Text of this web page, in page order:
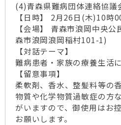
(4)青森県難病団体連絡協議
【日時】 2月26日(木)10時
【会場】 青森市浪岡中央
森市浪岡浪岡稲村101-1)
【対話テーマ】
難病患者・家族の療養生活
【留意事項】
柔軟剤、香水、整髪料等の
物質や化学物質過敏症の方
がいますので、御使用はお
お願いします。